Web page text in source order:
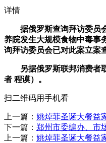
详情
据俄罗斯查询拜访委员会
养院发生大规模食物中毒事
询拜访委员会已对此案立案
另据俄罗斯联邦消费者取
者 程谟）。
扫二维码用手机看
上一篇： 姚焯菲圣诞大餐益
下一篇： 郑州市委编办、市
上一篇： 姚焯菲圣诞大餐益